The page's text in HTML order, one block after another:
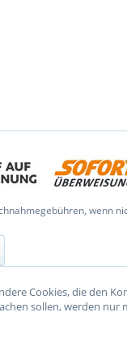
wenn
Cookies, die den
sollen, werden nur